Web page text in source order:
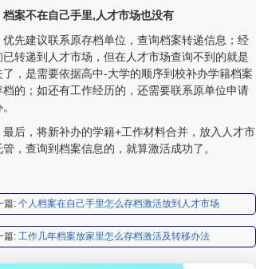
档案不在自己手里,人才市场也没有
建议联系原存档单位，查询档案转递信息；经
已转递到人才市场，但在人才市场查询不到的就是
了，是需要依据高中-大学的顺序到校补办学籍档案
档的；如还有工作经历的，还需要联系原单位申请
，将新补办的学籍+工作材料合并，放入人才市
管，查询到档案信息的，就算激活成功了。
篇: 个人档案在自己手里怎么存档激活放到人才市场
篇: 工作几年档案放家里怎么存档激活及转移办法
先生 158****3306 【申请成功】
生 137****1923 【申请成功】
士 136****3253 【申请成功】
生 189****1098 【申请成功】
士 134****3518 【申请成功】
姐 181****2354 【申请成功】